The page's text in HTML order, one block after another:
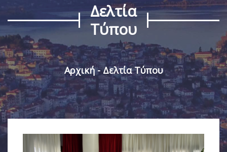
Δελτία
Τύπου
Αρχική Δελτία Τύπου